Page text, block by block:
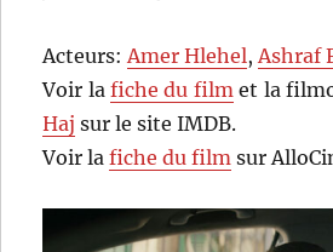
Acteurs:Amer Hlehel,Ashraf
Voir lafiche du filmet la
Haj sur le site IMDB.
Voir lafiche du film sur